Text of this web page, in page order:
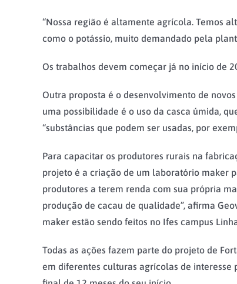
“Nossa região é altamente agrícola. Temos
como o potássio, muito demandado pela
Os trabalhos devem começar já no início de
Outra proposta é o desenvolvimento de
uma possibilidade é o uso da casca úmida,
“substâncias que podem ser usadas, por
Para capacitar os produtores rurais na
projeto é a criação de um laboratório maker
produtores a terem renda com sua própria
produção de cacau de qualidade”, afirma
maker estão sendo feitos no Ifes campus
Todas as ações fazem parte do projeto de
em diferentes culturas agrícolas de interesse